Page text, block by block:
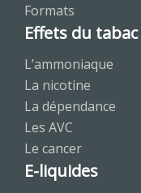
Formats
Effets du tabac
L’ammoniaque
La nicotine
La dépendance
Les AVC
Le cancer
E-liquides